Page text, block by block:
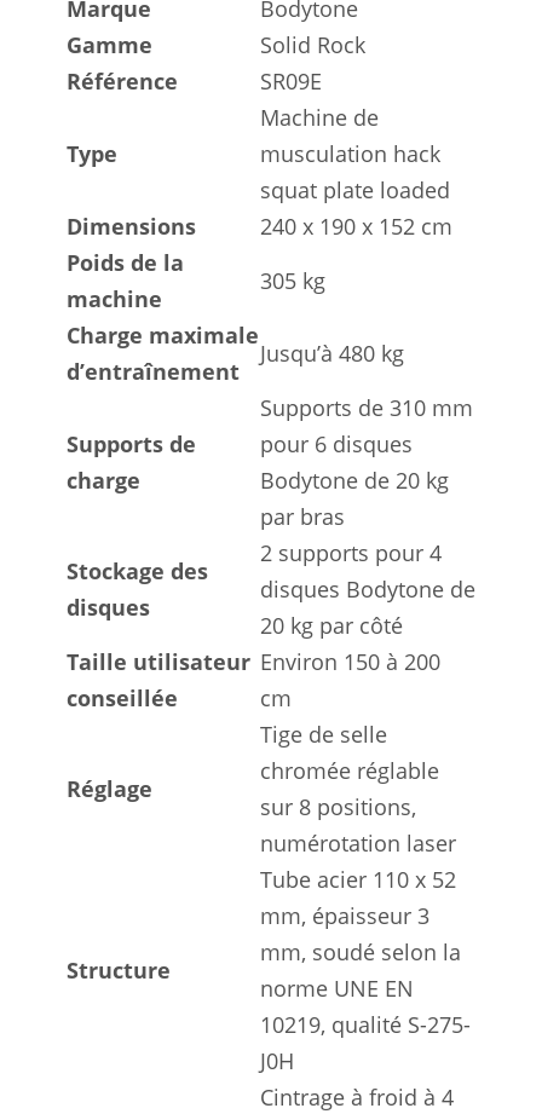
Marque
Bodytone
Gamme
Solid Rock
Référence
SR09E
Type
Machine de
musculation hack
squat plate loaded
Dimensions
240 x 190 x 152 cm
Poids de la
machine
305 kg
Charge maximale
d’entraînement
Jusqu’à 480 kg
Supports de
charge
Supports de 310 mm
pour 6 disques
Bodytone de 20 kg
par bras
Stockage des
disques
2 supports pour 4
disques Bodytone de
20 kg par côté
Taille utilisateur
conseillée
Environ 150 à 200
cm
Réglage
Tige de selle
chromée réglable
sur 8 positions,
numérotation laser
Structure
Tube acier 110 x 52
mm, épaisseur 3
mm, soudé selon la
norme UNE EN
10219, qualité S-275-
J0H
Cintrage à froid à 4